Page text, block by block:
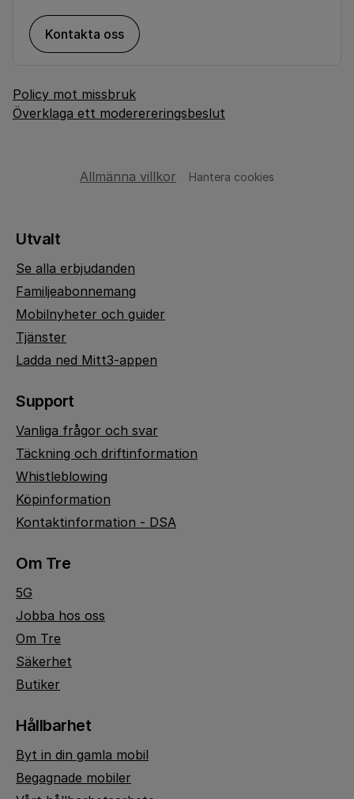
Kontakta oss
Policy mot missbruk
Överklaga ett moderereringsbeslut
Allmänna villkor Hantera cookies
Utvalt
Se alla erbjudanden
Familjeabonnemang
Mobilnyheter och guider
Tjänster
Ladda ned Mitt3-appen
Support
Vanliga frågor och svar
Täckning och driftinformation
Whistleblowing
Köpinformation
Kontaktinformation - DSA
Om Tre
5G
Jobba hos oss
Om Tre
Säkerhet
Butiker
Hållbarhet
Byt in din gamla mobil
Begagnade mobiler